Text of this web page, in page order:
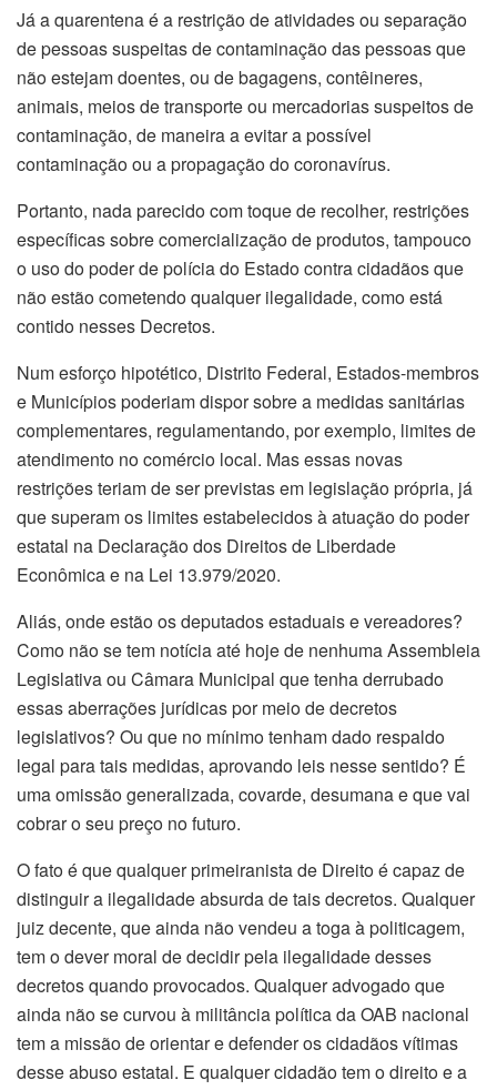
Já a quarentena é a restrição de atividades ou separação
de pessoas suspeitas de contaminação das pessoas que
não estejam doentes, ou de bagagens, contêineres,
animais, meios de transporte ou mercadorias suspeitos de
contaminação, de maneira a evitar a possível
contaminação ou a propagação do coronavírus.
Portanto, nada parecido com toque de recolher, restrições
específicas sobre comercialização de produtos, tampouco
o uso do poder de polícia do Estado contra cidadãos que
não estão cometendo qualquer ilegalidade, como está
contido nesses Decretos.
Num esforço hipotético, Distrito Federal, Estados-membros
e Municípios poderiam dispor sobre a medidas sanitárias
complementares, regulamentando, por exemplo, limites de
atendimento no comércio local. Mas essas novas
restrições teriam de ser previstas em legislação própria, já
que superam os limites estabelecidos à atuação do poder
estatal na Declaração dos Direitos de Liberdade
Econômica e na Lei 13.979/2020.
Aliás, onde estão os deputados estaduais e vereadores?
Como não se tem notícia até hoje de nenhuma Assembleia
Legislativa ou Câmara Municipal que tenha derrubado
essas aberrações jurídicas por meio de decretos
legislativos? Ou que no mínimo tenham dado respaldo
legal para tais medidas, aprovando leis nesse sentido? É
uma omissão generalizada, covarde, desumana e que vai
cobrar o seu preço no futuro.
O fato é que qualquer primeiranista de Direito é capaz de
distinguir a ilegalidade absurda de tais decretos. Qualquer
juiz decente, que ainda não vendeu a toga à politicagem,
tem o dever moral de decidir pela ilegalidade desses
decretos quando provocados. Qualquer advogado que
ainda não se curvou à militância política da OAB nacional
tem a missão de orientar e defender os cidadãos vítimas
desse abuso estatal. E qualquer cidadão tem o direito e a